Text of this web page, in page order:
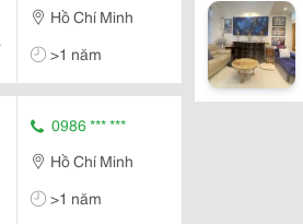
Hồ Chí Minh
>1 năm
0986 *** ***
Hồ Chí Minh
>1 năm